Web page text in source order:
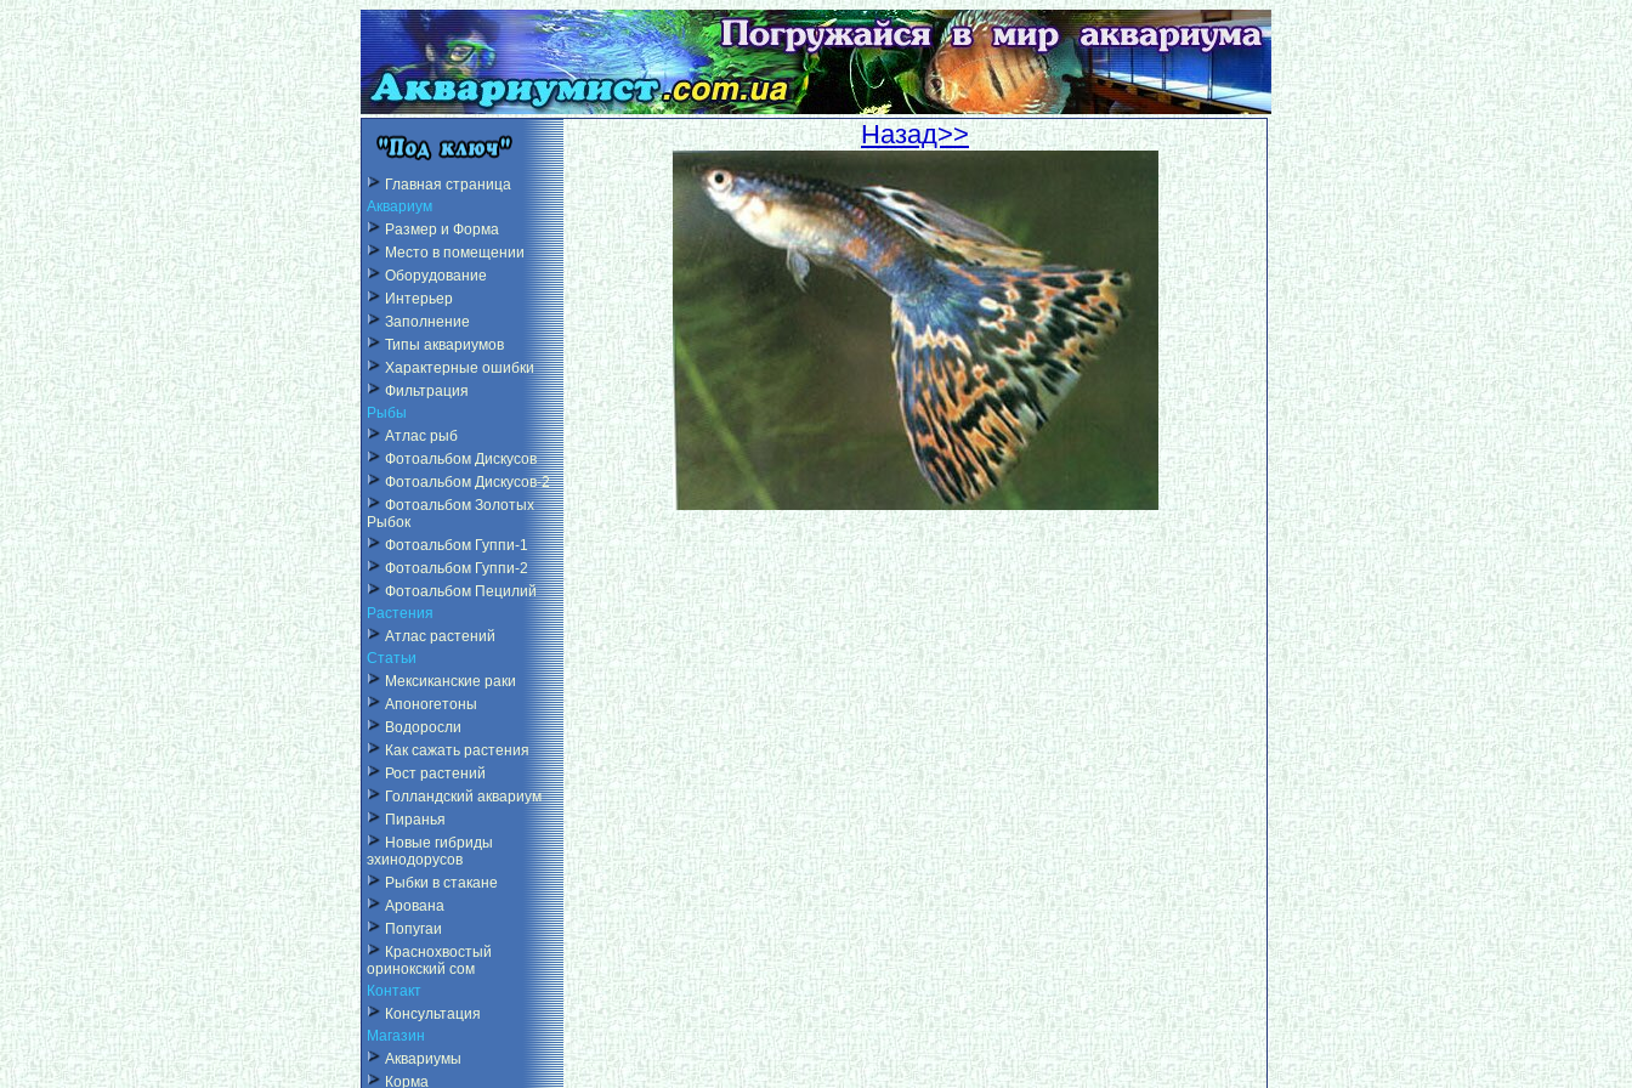
Главная страница
Аквариум
Размер и Форма
Место в помещении
Оборудование
Интерьер
Заполнение
Типы аквариумов
Характерные ошибки
Фильтрация
Рыбы
Атлас рыб
Фотоальбом Дискусов
Фотоальбом Дискусов-2
Фотоальбом Золотых
Рыбок
Фотоальбом Гуппи-1
Фотоальбом Гуппи-2
Фотоальбом Пецилий
Растения
Атлас растений
Статьи
Мексиканские раки
Апоногетоны
Водоросли
Как сажать растения
Рост растений
Голландский аквариум
Пиранья
Новые гибриды
эхинодорусов
Рыбки в стакане
Арована
Попугаи
Краснохвостый
оринокский сом
Контакт
Консультация
Магазин
Аквариумы
Корма
Hазад>>